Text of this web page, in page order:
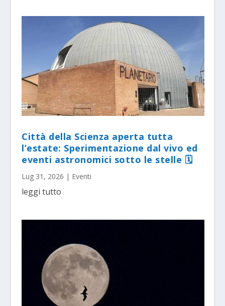
Città della Scienza aperta tutta
l’estate: Sperimentazione dal vivo ed
eventi astronomici sotto le stelle 🗓
Lug 31, 2026 | Eventi
leggi tutto